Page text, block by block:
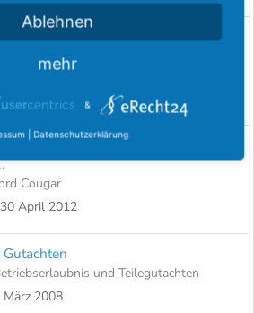
Consul Bj. 72, V4, 75 Ps, 1.7l, KB:
V4 Essex 1.7, KB: PY
Oldtimer
Mai 2026
Mittelarmlehne,
Cougar
30 April 2012
und Teilegutachten
März 2008
Ablehnen
mehr
&
Datenschutzerklärung